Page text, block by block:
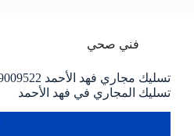
فني صحي
تسليك المجاري في فهد الأحمد